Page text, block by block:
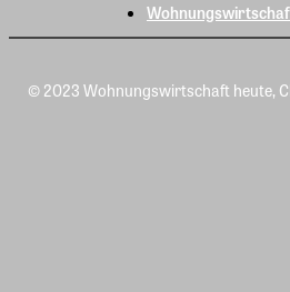
© 2023 Wohnungswirtschaft heute,